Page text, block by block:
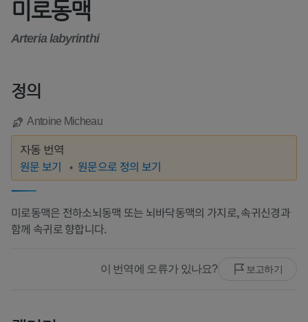
미로동맥
Arteria labyrinthi
정의
Antoine Micheau
자동 번역
원문 보기 원문으로 정의 보기
미로동맥은 전하소뇌동맥 또는 뇌바닥동맥의 가지로, 속귀신경과
함께 속귀로 향합니다.
이 번역에 오류가 있나요? 보고하기